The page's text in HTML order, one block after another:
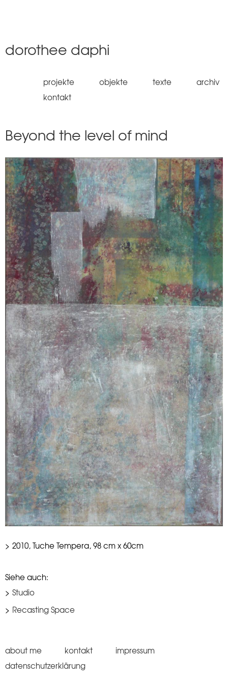
Jump to navigation
dorothee daphi
projekte objekte texte
archiv
kontakt
Beyond the level of mind
2010, Tuche Tempera, 98 cm x 60cm
Studio
Recasting Space
about me kontakt
impressum
datenschutzerklärung